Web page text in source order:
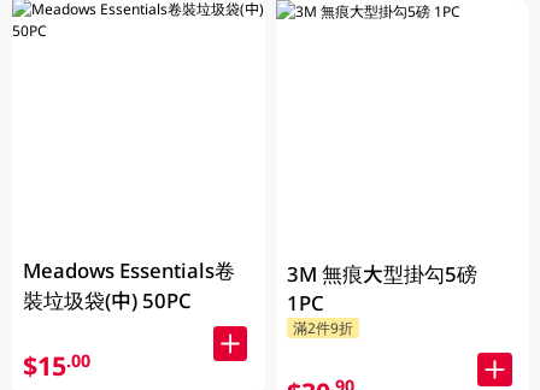
Meadows Essentials卷
裝垃圾袋(中) 50PC
$15.00
3M 無痕大型掛勾5磅
1PC
滿2件9折